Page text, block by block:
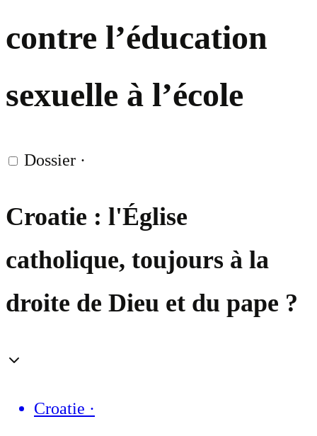
contre l’éducation
sexuelle à l’école
Dossier ·
Croatie : l'Église
catholique, toujours à la
droite de Dieu et du pape ?
Croatie ·